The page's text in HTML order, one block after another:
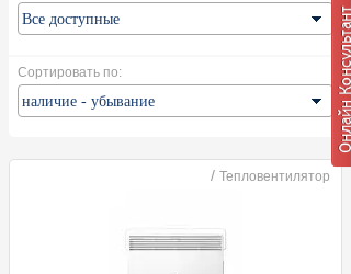
Сортировать по:
/ Тепловентилятор